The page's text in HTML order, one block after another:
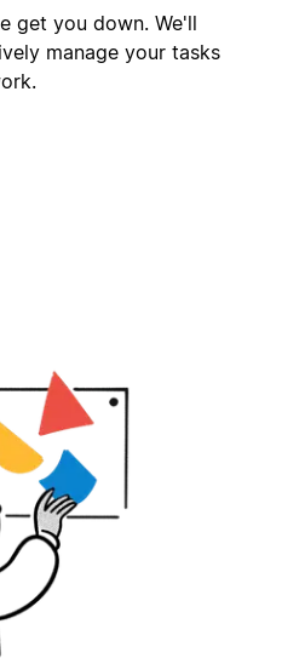
get you down. We'll
manage your tasks